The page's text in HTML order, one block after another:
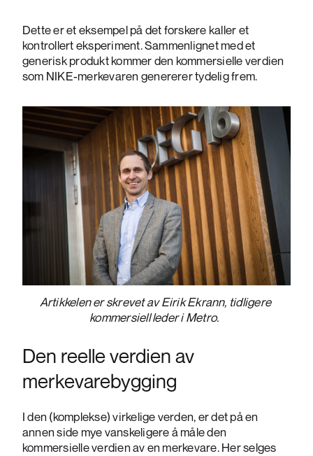
Dette er et eksempel på det forskere kaller et
kontrollert eksperiment. Sammenlignet med et
generisk produkt kommer den kommersielle verdien
som NIKE-merkevaren genererer tydelig frem.
Artikkelen er skrevet av Eirik Ekrann, tidligere
kommersiell leder i Metro.
Den reelle verdien av
merkevarebygging
I den (komplekse) virkelige verden, er det på en
annen side mye vanskeligere å måle den
kommersielle verdien av en merkevare. Her selges